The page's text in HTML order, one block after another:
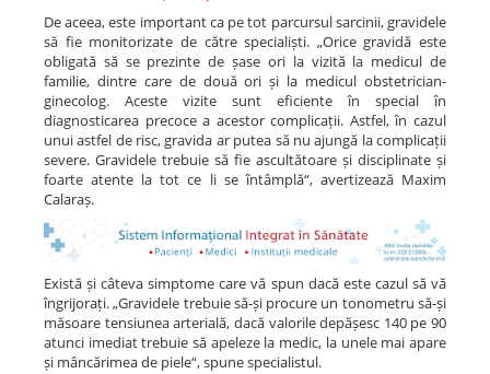
De aceea, este important ca pe tot parcursul sarcinii, gravidele
să fie monitorizate de către specialiști. „Orice gravidă este
obligată să se prezinte de șase ori la vizită la medicul de
familie, dintre care de două ori și la medicul obstetrician-
ginecolog. Aceste vizite sunt eficiente în special în
diagnosticarea precoce a acestor complicații. Astfel, în cazul
unui astfel de risc, gravida ar putea să nu ajungă la complicații
severe. Gravidele trebuie să fie ascultătoare și disciplinate și
foarte atente la tot ce li se întâmplă“, avertizează Maxim
Calaraș.
Există și câteva simptome care vă spun dacă este cazul să vă
îngrijorați. „Gravidele trebuie să-și procure un tonometru să-și
măsoare tensiunea arterială, dacă valorile depășesc 140 pe 90
atunci imediat trebuie să apeleze la medic, la unele mai apare
și mâncărimea de piele“, spune specialistul.